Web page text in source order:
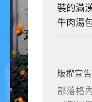
裝的滿
牛肉湯
版權宣告
部落格